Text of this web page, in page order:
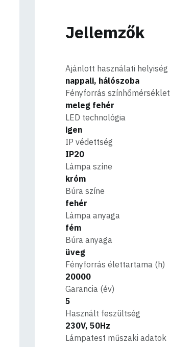
Jellemzők
Ajánlott használati helyiség
nappali, hálószoba
Fényforrás színhőmérséklet
meleg fehér
LED technológia
igen
IP védettség
IP20
Lámpa színe
króm
Búra színe
fehér
Lámpa anyaga
fém
Búra anyaga
üveg
Fényforrás élettartama (h)
20000
Garancia (év)
5
Használt feszültség
230V, 50Hz
Lámpatest műszaki adatok